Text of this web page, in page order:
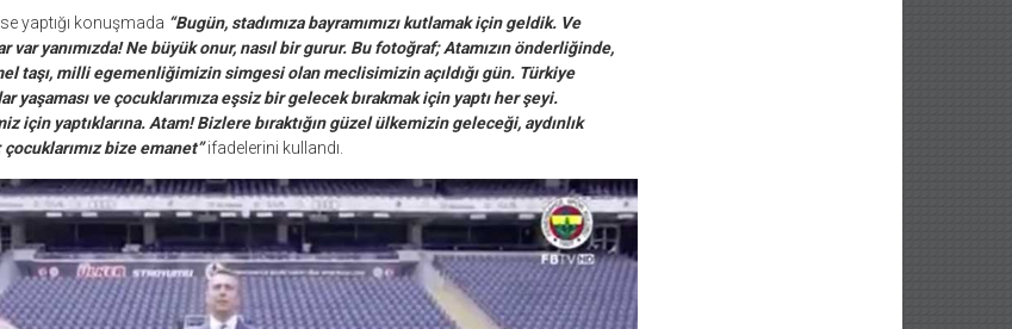
yaptığı konuşmada “Bugün, stadımıza bayramımızı kutlamak için geldik. Ve
yanımızda! Ne büyük onur, nasıl bir gurur. Bu fotoğraf; Atamızın önderliğinde,
taşı, milli egemenliğimizin simgesi olan meclisimizin açıldığı gün. Türkiye
yaşaması ve çocuklarımıza eşsiz bir gelecek bırakmak için yaptı her şeyi.
için yaptıklarına. Atam! Bizlere bıraktığın güzel ülkemizin geleceği, aydınlık
bize emanet”ifadelerini kullandı.